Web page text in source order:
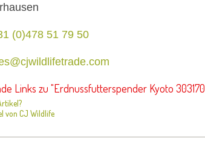
(0)478 51 79 50
Links zu "Erdnussfutterspender Kyoto
von CJ Wildlife